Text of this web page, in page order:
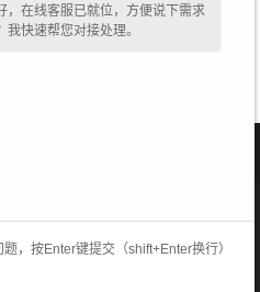
2026-07-16
生产与销售,欢迎大家来
，在线客服已就位，方便说下需求
我快速帮您对接处理。